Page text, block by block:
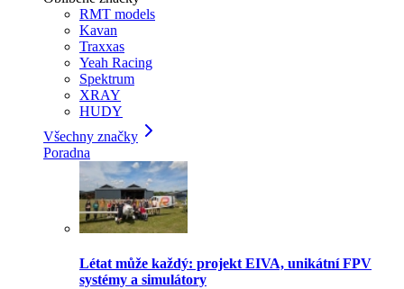
RMT models
Kavan
Traxxas
Yeah Racing
Spektrum
XRAY
HUDY
Všechny značky
Poradna
Létat může každý: projekt EIVA, unikátní FPV
systémy a simulátory